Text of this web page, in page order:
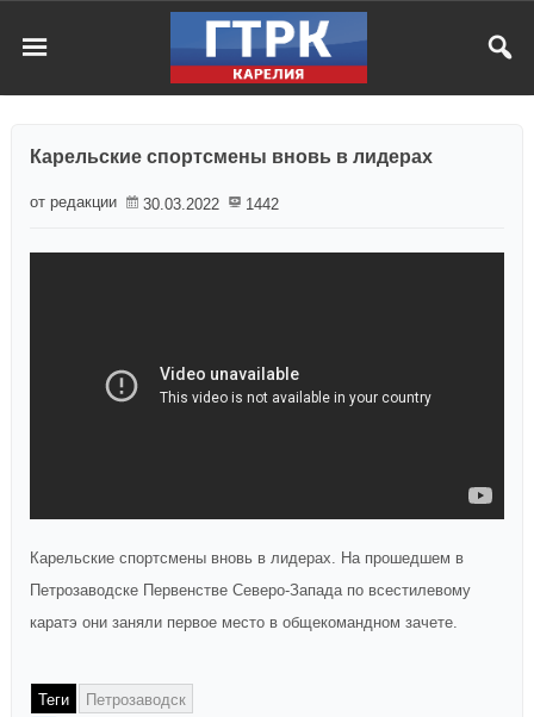
Карельские спортсмены вновь в лидерах
от редакции 30.03.2022 1442
Карельские спортсмены вновь в лидерах. На прошедшем в
Петрозаводске Первенстве Северо-Запада по всестилевому
каратэ они заняли первое место в общекомандном зачете.
Теги Петрозаводск